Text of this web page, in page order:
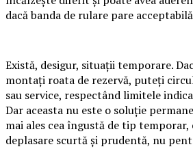
dacă banda de rulare pare
Există, desigur, situații temporare.
montați roata de rezervă, puteți
sau service, respectând limitele
Dar aceasta nu este o soluție
mai ales cea îngustă de tip
deplasare scurtă și prudentă, nu